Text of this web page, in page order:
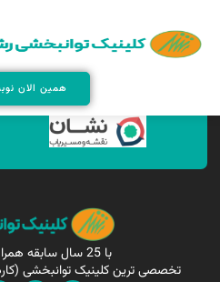
همین الان
همین الان
با 25 سال سابقه همراه شما هستیم .
تخصصی ترین کلینیک توانبخشی